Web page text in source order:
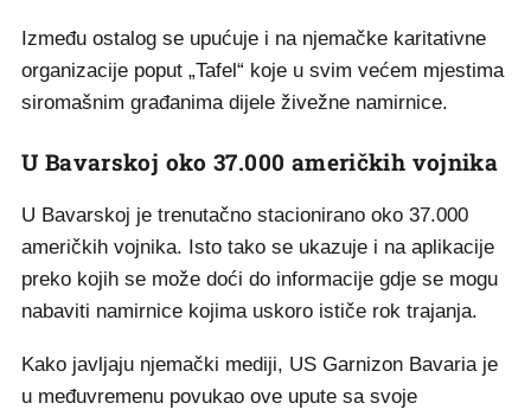
Između ostalog se upućuje i na njemačke karitativne
organizacije poput „Tafel“ koje u svim većem mjestima
siromašnim građanima dijele živežne namirnice.
U Bavarskoj oko 37.000 američkih vojnika
U Bavarskoj je trenutačno stacionirano oko 37.000
američkih vojnika. Isto tako se ukazuje i na aplikacije
preko kojih se može doći do informacije gdje se mogu
nabaviti namirnice kojima uskoro ističe rok trajanja.
Kako javljaju njemački mediji, US Garnizon Bavaria je
u međuvremenu povukao ove upute sa svoje